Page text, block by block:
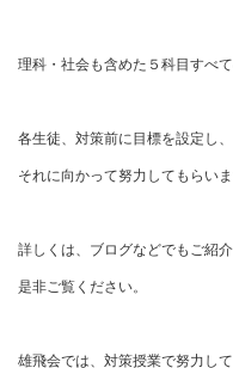
理科・社会も含めた５科目すべて
各生徒、対策前に目標を設定し、
それに向かって努力してもらいま
詳しくは、ブログなどでもご紹介
是非ご覧ください。
雄飛会では、対策授業で努力し